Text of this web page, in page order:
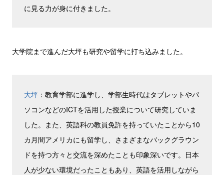
に見る力が身に付きました。
大学院まで進んだ大坪も研究や留学に打ち込みました。
大坪 ：教育学部に進学し、学部生時代はタブレットやパ
ソコンなどのICTを活用した授業について研究していま
した。また、英語科の教員免許を持っていたことから10
カ月間アメリカにも留学し、さまざまなバックグラウン
ドを持つ方々と交流を深めたことも印象深いです。日本
人が少ない環境だったこともあり、英語を活用しながら